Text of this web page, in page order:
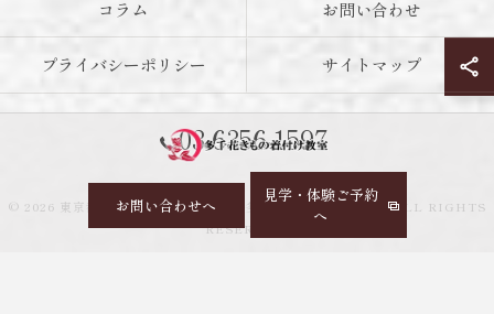
03-6356-1597
お問い合わせへ
見学・体験ご予約
へ
コラム お問い合わせ
プライバシーポリシー サイトマップ
© 2026 東京都神楽坂の着付け教室なら多千花きもの着付け教室 ALL RIGHTS
RESERVED.